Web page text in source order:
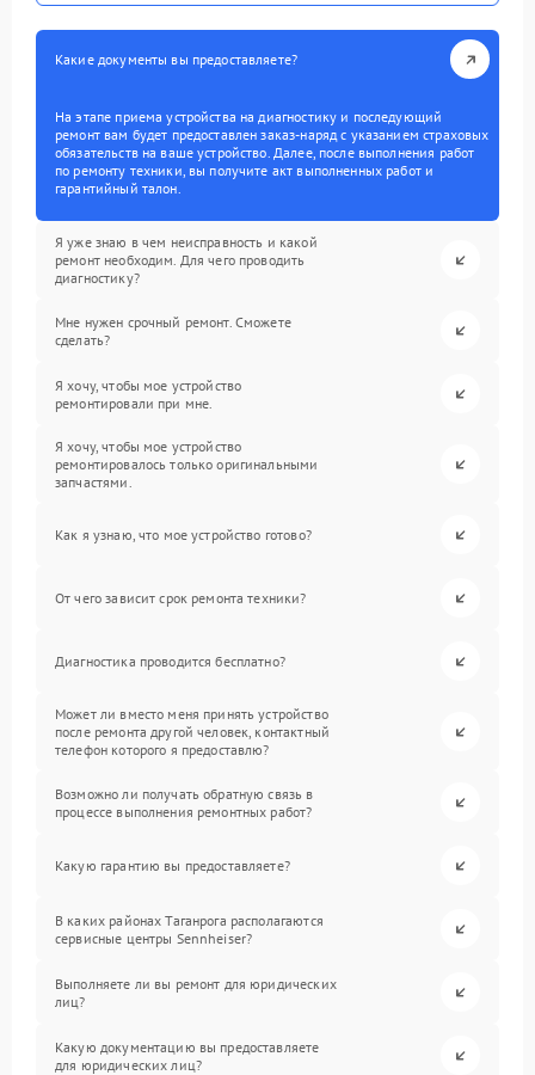
Какие документы вы предоставляете?
На этапе приема устройства на диагностику и последующий
ремонт вам будет предоставлен заказ-наряд с указанием страховых
обязательств на ваше устройство. Далее, после выполнения работ
по ремонту техники, вы получите акт выполненных работ и
гарантийный талон.
Я уже знаю в чем неисправность и какой
ремонт необходим. Для чего проводить
диагностику?
Мне нужен срочный ремонт. Сможете
сделать?
Я хочу, чтобы мое устройство
ремонтировали при мне.
Я хочу, чтобы мое устройство
ремонтировалось только оригинальными
запчастями.
Как я узнаю, что мое устройство готово?
От чего зависит срок ремонта техники?
Диагностика проводится бесплатно?
Может ли вместо меня принять устройство
после ремонта другой человек, контактный
телефон которого я предоставлю?
Возможно ли получать обратную связь в
процессе выполнения ремонтных работ?
Какую гарантию вы предоставляете?
В каких районах Таганрога располагаются
сервисные центры Sennheiser?
Выполняете ли вы ремонт для юридических
лиц?
Какую документацию вы предоставляете
для юридических лиц?